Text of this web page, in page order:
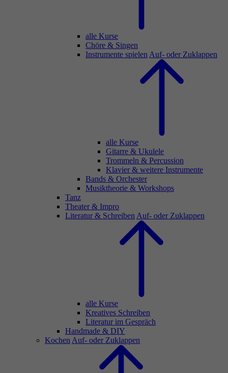
alle Kurse
Chöre & Singen
Instrumente spielen Auf- oder Zuklappen
alle Kurse
Gitarre & Ukulele
Trommeln & Percussion
Klavier & weitere Instrumente
Bands & Orchester
Musiktheorie & Workshops
Tanz
Theater & Impro
Literatur & Schreiben Auf- oder Zuklappen
alle Kurse
Kreatives Schreiben
Literatur im Gespräch
Handmade & DIY
Kochen Auf- oder Zuklappen